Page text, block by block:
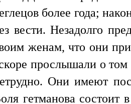
более года;
вести. Незадолго
женам, что они
прослышали о том
Они имеют
гетманова состоит